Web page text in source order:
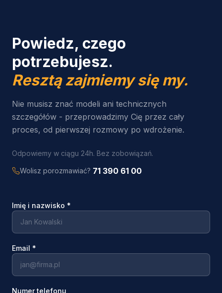
Powiedz, czego
potrzebujesz.
Resztą zajmiemy się my.
Nie musisz znać modeli ani technicznych
szczegółów - przeprowadzimy Cię przez cały
proces, od pierwszej rozmowy po wdrożenie.
Odpowiemy w ciągu 24h. Bez zobowiązań.
Wolisz porozmawiać? 71 390 61 00
Imię i nazwisko *
Email *
Numer telefonu